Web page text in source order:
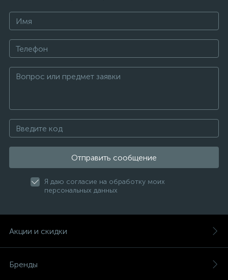
Отправить сообщение
Я даю согласие на обработку моих
персональных данных
Акции и скидки
Бренды